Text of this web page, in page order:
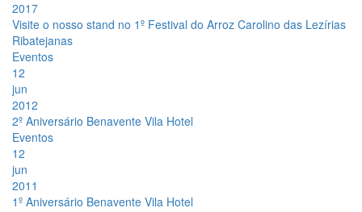
2017
Visite o nosso stand no 1º Festival do Arroz Carolino das Lezírias
Ribatejanas
Eventos
12
jun
2012
2º Aniversário Benavente Vila Hotel
Eventos
12
jun
2011
1º Aniversário Benavente Vila Hotel